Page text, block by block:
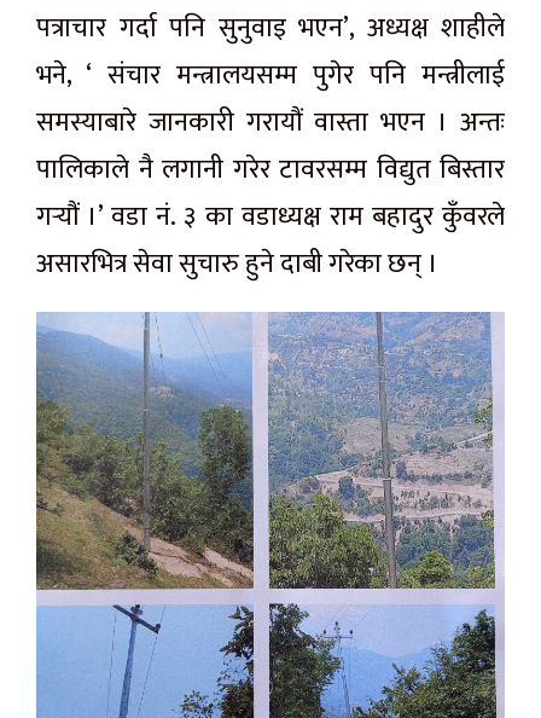
पत्राचार गर्दा पनि सुनुवाइ भएन’, अध्यक्ष शाहीले
भने, ‘ संचार मन्त्रालयसम्म पुगेर पनि मन्त्रीलाई
समस्याबारे जानकारी गरायौंवास्ता भएन । अन्तः
पालिकाले नै लगानी गरेरटावरसम्म विद्युत बिस्तार
गर्‍यौं।’ वडानं. ३ का वडाध्यक्ष राम बहादुर कुँवरले
असारभित्र सेवा सुचारु हुने दाबी गरेका छन् ।